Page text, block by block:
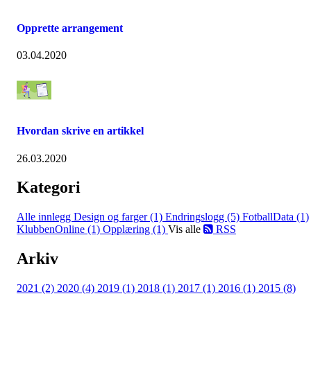
Opprette arrangement
03.04.2020
Hvordan skrive en artikkel
26.03.2020
Kategori
Alle innlegg Design og farger (1) Endringslogg (5) FotballData (1)
KlubbenOnline (1) Opplæring (1) Vis alle RSS
Arkiv
2021 (2) 2020 (4) 2019 (1) 2018 (1) 2017 (1) 2016 (1) 2015 (8)